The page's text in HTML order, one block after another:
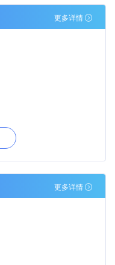
更多详情
更多详情